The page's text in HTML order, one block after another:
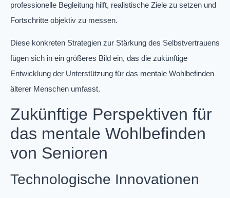
professionelle Begleitung hilft, realistische Ziele zu setzen und
Fortschritte objektiv zu messen.
Diese konkreten Strategien zur Stärkung des Selbstvertrauens
fügen sich in ein größeres Bild ein, das die zukünftige
Entwicklung der Unterstützung für das mentale Wohlbefinden
älterer Menschen umfasst.
Zukünftige Perspektiven für
das mentale Wohlbefinden
von Senioren
Technologische Innovationen